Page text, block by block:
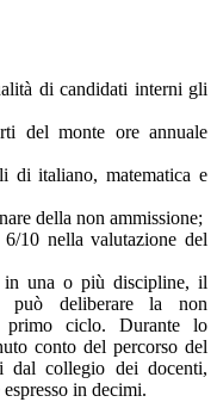
di candidati interni gli
del monte ore annuale
di italiano, matematica e
della non ammissione;
10 nella valutazione del
in una o più discipline, il
può deliberare la non
primo ciclo. Durante lo
conto del percorso del
dal collegio dei docenti,
in decimi.